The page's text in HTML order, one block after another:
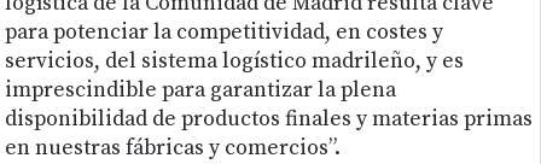
para potenciar la competitividad, en costes y
servicios, del sistema logístico madrileño, y es
imprescindible para garantizar la plena
disponibilidad de productos finales y materias primas
en nuestras fábricas y comercios”.